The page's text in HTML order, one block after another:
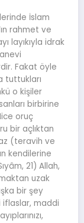
İslam
rahmet ve
layıkıyla idrak
Fakat öyle
tuttukları
o kişiler
birbirine
oruç
bir açlıktan
(teravih ve
kendilerine
21) Allah,
uzak
bir şey
iflaslar, maddi